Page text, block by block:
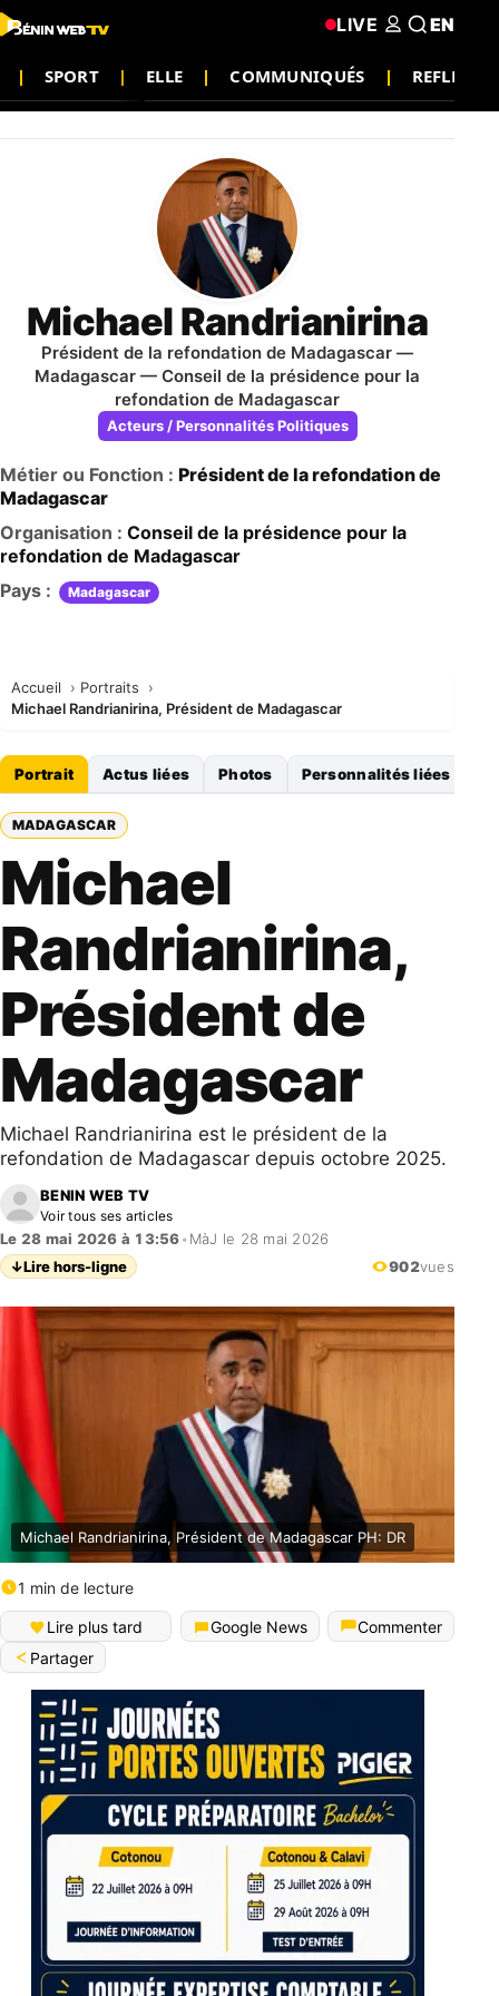
SPORT ELLE COMMUNIQUÉS
LIVE EN
Michael Randrianirina
Président de la refondation de Madagascar —
Madagascar — Conseil de la présidence pour la
refondation de Madagascar
Acteurs / Personnalités Politiques
Métier ou Fonction : Président de la refondation de
Madagascar
Organisation : Conseil de la présidence pour la
refondation de Madagascar
Pays :
Madagascar
Accueil
Portraits
Michael Randrianirina, Président de Madagascar
Portrait Actus liées Photos Personnalités liées
MADAGASCAR
Michael
Randrianirina,
Président de
Madagascar
Michael Randrianirina est le président de la
refondation de Madagascar depuis octobre 2025.
BENIN WEB TV
Voir tous ses articles
Le 28 mai 2026 à 13:56• MàJ le 28 mai 2026
↓Lire hors-ligne 902vues
Michael Randrianirina, Président de Madagascar PH: DR
1 min de lecture
Lire plus tard Google News
Commenter
Partager